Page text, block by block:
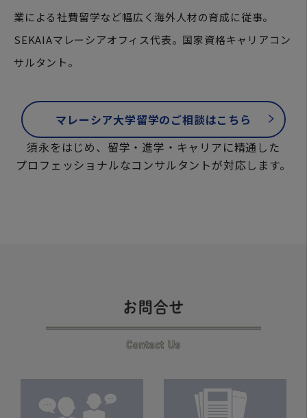
業による社費留学など幅広く海外人材の育成に従事。
SEKAIAマレーシアオフィス代表。国家資格キャリアコン
サルタント。
マレーシア大学留学のご相談はこちら
須永をはじめ、留学・進学・キャリアに精通した
プロフェッショナルなコンサルタントが対応します。